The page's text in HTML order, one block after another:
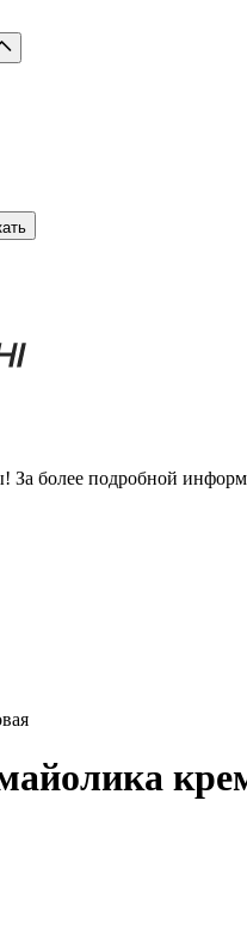
За более подробной